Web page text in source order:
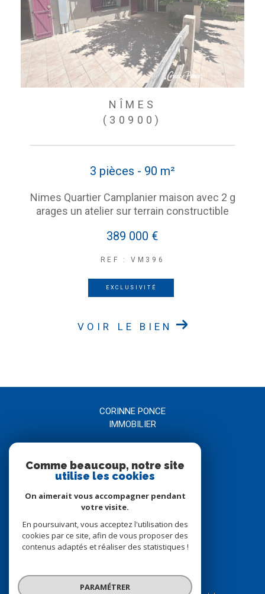
NÎMES
(30900)
3 pièces - 90 m²
Nimes Quartier Camplanier maison avec 2 g
arages un atelier sur terrain constructible
389 000 €
REF : VM396
EXCLUSIVITÉ
VOIR LE BIEN
CORINNE PONCE
IMMOBILIER
agence@corinneponce.com
7, Avenue Jean Jaurès
Nous suivre sur
Comme beaucoup, notre site
utilise les cookies
On aimerait vous accompagner pendant
votre visite.
En poursuivant, vous acceptez l'utilisation des
cookies par ce site, afin de vous proposer des
contenus adaptés et réaliser des statistiques !
PARAMÉTRER